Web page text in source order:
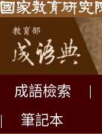
成語檢索
|
筆記本